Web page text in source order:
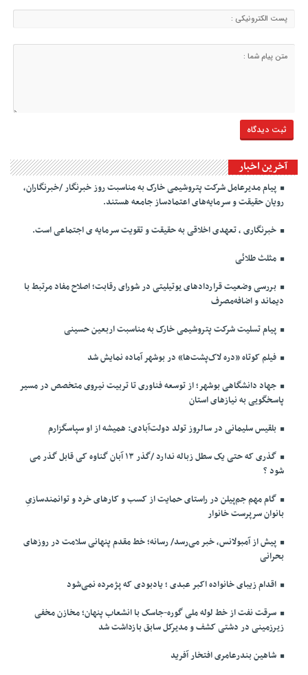
آخرین اخبار
پیام مدیرعامل شرکت پتروشیمی خارک به مناسبت روز خبرنگار /خبرنگاران،
رویان حقیقت و سرمایه‌های اعتمادساز جامعه هستند.
خبرنگاری ، تعهدی اخلاقی به حقیقت و تقویت سرمایه ی اجتماعی است.
مثلث طلائی
بررسی وضعیت قراردادهای یوتیلیتی در شورای رقابت؛ اصلاح مفاد مرتبط با
دیماند و اضافه‌مصرف
پیام تسلیت شرکت پتروشیمی خارک به مناسبت اربعین حسینی
فیلم کوتاه «دره لاک‌پشت‌ها» در بوشهر آماده نمایش شد
جهاد دانشگاهی بوشهر؛ از توسعه فناوری تا تربیت نیروی متخصص در مسیر
پاسخگویی به نیازهای استان
بلقیس سلیمانی در سالروز تولد دولت‌آبادی: همیشه از او سپاسگزارم
گذری که حتی یک سطل زباله ندارد /گذر ۱۳ آبان گناوه کی قابل گذر می
شود ؟
گام مهم جم‌پیلن در راستای حمایت از کسب و کارهای خرد و توانمندسازیِ
بانوان سرپرست خانوار
پیش از آمبولانس، خبر می‌رسد/ رسانه؛ خط مقدم پنهانی سلامت در روزهای
بحرانی
اقدام زیبای خانواده اکبر عبدی ؛ یادبودی که پژمرده نمی‌شود
سرقت نفت از خط لوله ملی گوره-جاسک با انشعاب پنهان؛ مخازن مخفی
زیرزمینی در دشتی کشف و مدیرکل سابق بازداشت شد
شاهین بندرعامری افتخار آفرید